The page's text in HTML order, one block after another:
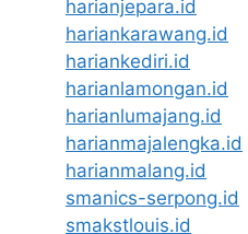
harianjepara.id
hariankarawang.id
hariankediri.id
harianlamongan.id
harianlumajang.id
harianmajalengka.id
harianmalang.id
smanics-serpong.id
smakstlouis.id